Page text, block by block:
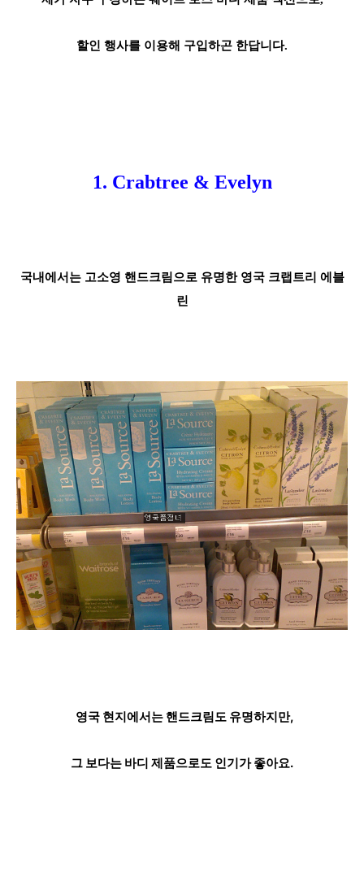
할인 행사를 이용해 구입하곤 한답니다.
1. Crabtree & Evelyn
국내에서는 고소영 핸드크림으로 유명한 영국 크랩트리 에블
린
영국 현지에서는 핸드크림도 유명하지만,
그 보다는 바디 제품으로도 인기가 좋아요.